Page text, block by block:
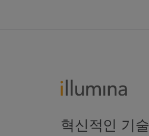
혁신적인 기술